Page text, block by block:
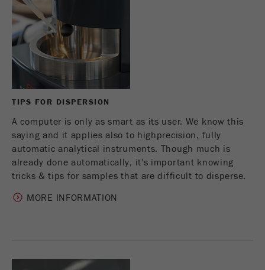
TIPS FOR DISPERSION
A computer is only as smart as its user. We know this
saying and it applies also to highprecision, fully
automatic analytical instruments. Though much is
already done automatically, it's important knowing
tricks & tips for samples that are difficult to disperse.
MORE INFORMATION